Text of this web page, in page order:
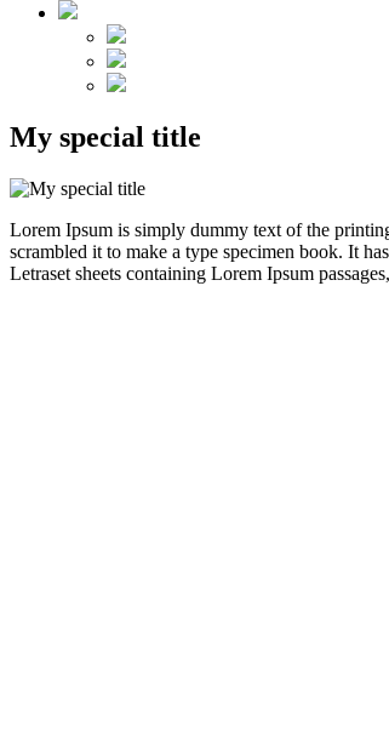
My special title
Lorem Ipsum is simply dummy text of the
scrambled it to make a type specimen book. It
Letraset sheets containing Lorem Ipsum